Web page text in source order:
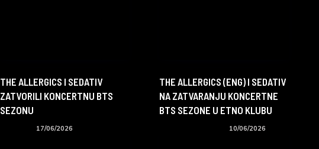
THE ALLERGICS I SEDATIV
ZATVORILI KONCERTNU BTS
SEZONU
17/06/2026
THE ALLERGICS (ENG) I SEDATIV
NA ZATVARANJU KONCERTNE
BTS SEZONE U ETNO KLUBU
10/06/2026